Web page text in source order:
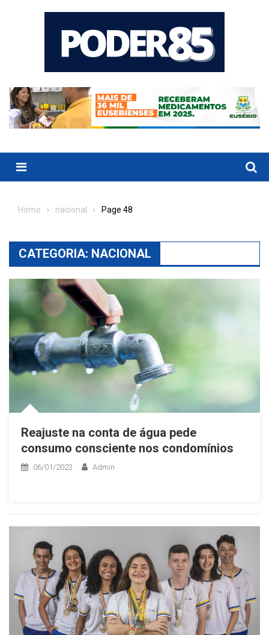
Menu
Home nacional Page 48
CATEGORIA: NACIONAL
Reajuste na conta de água pede
consumo consciente nos condomínios
06/01/2023 Admin